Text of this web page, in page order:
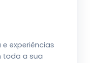
experiências
toda a sua